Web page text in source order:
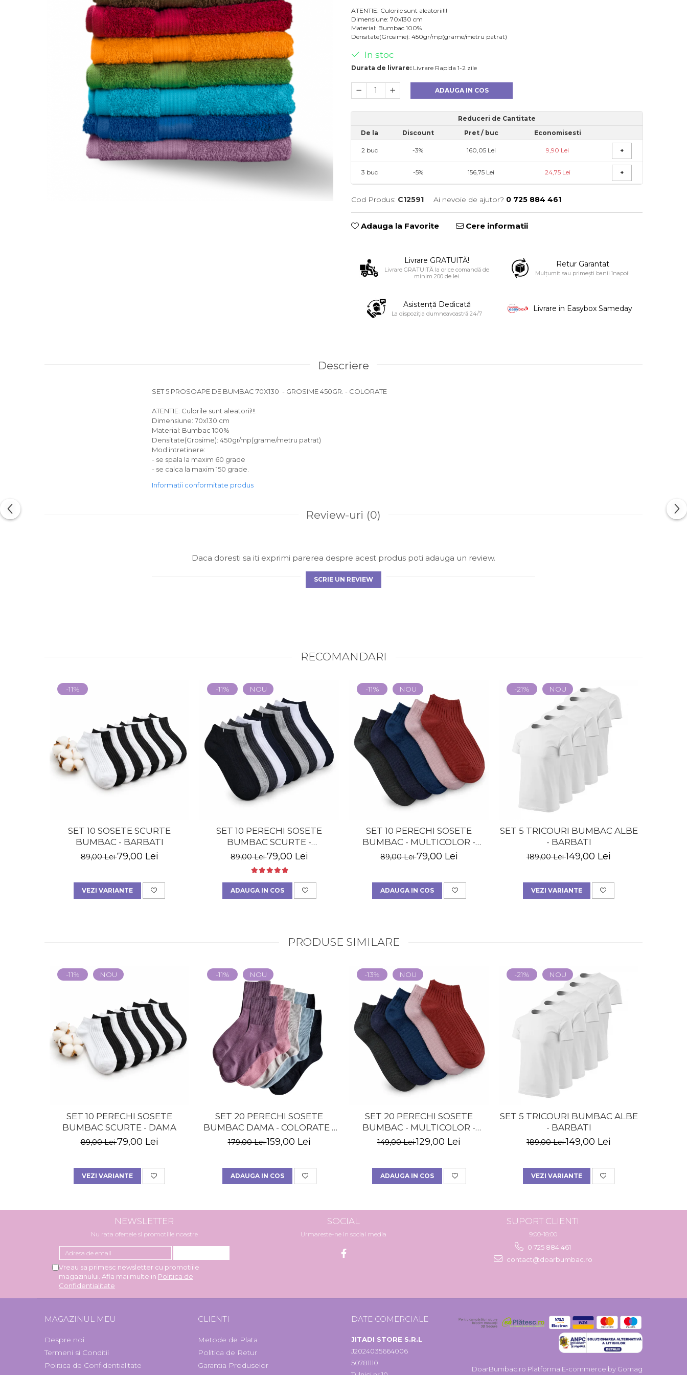
ATENTIE: Culorile sunt aleatorii!!!
Dimensiune: 70x130 cm
Material: Bumbac 100%
Densitate(Grosime): 450gr/mp(grame/metru patrat)
In stoc
Durata de livrare: Livrare Rapida 1-2 zile
ADAUGA IN COS
Reduceri de Cantitate
De la
Discount Pret / buc Economisesti
2buc -3% 160,05 Lei 9,90 Lei +
3 buc -5% 156,75 Lei 24,75 Lei +
Cod Produs: C12591 Ai nevoie de ajutor? 0 725 884 461
Adauga la Favorite Cere informatii
Livrare GRATUITĂ!
Livrare GRATUITĂ la orice comandă de
minim 200 de lei.
Retur Garantat
Mulțumit sau primești banii înapoi!
Asistență Dedicată
La dispoziția dumneavoastră 24/7
Livrare in Easybox Sameday
Descriere
SET 5 PROSOAPE DE BUMBAC 70X130 - GROSIME 450GR. - COLORATE
ATENTIE: Culorile sunt aleatorii!!!
Dimensiune: 70x130 cm
Material: Bumbac 100%
Densitate(Grosime): 450gr/mp(grame/metru patrat)
Mod intretinere:
- se spala la maxim 60 grade
- se calca la maxim 150 grade.
Informatii conformitate produs
Review-uri (0)
Daca doresti sa iti exprimi parerea despre acest produs poti adauga un review.
SCRIE UN REVIEW
RECOMANDARI
-11%
SET 10 SOSETE SCURTE
BUMBAC - BARBATI
89,00 Lei79,00 Lei
VEZI VARIANTE
-11% NOU
SET 10 PERECHI SOSETE
BUMBAC SCURTE -
MULTICOLOR - BARBATI
89,00 Lei79,00 Lei
ADAUGA IN COS
-11% NOU
SET 10 PERECHI SOSETE
BUMBAC - MULTICOLOR -
BARBATI
89,00 Lei79,00 Lei
ADAUGA IN COS
-21% NOU
SET 5 TRICOURI BUMBAC ALBE
- BARBATI
189,00 Lei149,00 Lei
VEZI VARIANTE
PRODUSE SIMILARE
-11% NOU
SET 10 PERECHI SOSETE
BUMBAC SCURTE - DAMA
89,00 Lei79,00 Lei
VEZI VARIANTE
-11% NOU
SET 20 PERECHI SOSETE
BUMBAC DAMA - COLORATE -
LUNGI
179,00 Lei159,00 Lei
ADAUGA IN COS
-13% NOU
SET 20 PERECHI SOSETE
BUMBAC - MULTICOLOR -
BARBATI
149,00 Lei129,00 Lei
ADAUGA IN COS
-21% NOU
SET 5 TRICOURI BUMBAC ALBE
- BARBATI
189,00 Lei149,00 Lei
VEZI VARIANTE
NEWSLETTER
Nu rata ofertele si promotiile noastre
Vreau sa primesc newsletter cu promotiile
magazinului. Afla mai multe in Politica de
Confidentialitate
SOCIAL
Urmareste-ne in social media
SUPORT CLIENTI
9:00-18:00
0 725 884 461
contact@doarbumbac.ro
MAGAZINUL MEU
Despre noi
Termeni si Conditii
Politica de Confidentialitate
CLIENTI
Metode de Plata
Politica de Retur
Garantia Produselor
DATE COMERCIALE
JITADI STORE S.R.L
J2024035664006
50781110
DoarBumbac.ro Platforma E-commerce by Gomag